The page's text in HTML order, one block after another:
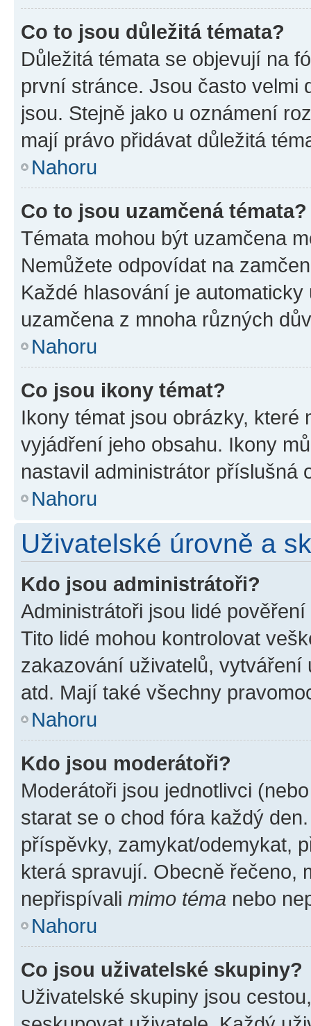
Co to jsou důležitá témata?
Důležitá témata se objevují na
první stránce. Jsou často velmi
jsou. Stejně jako u oznámení
mají právo přidávat důležitá
Nahoru
Co to jsou uzamčená témata?
Témata mohou být uzamčena
Nemůžete odpovídat na
Každé hlasování je
uzamčena z mnoha různých
Nahoru
Co jsou ikony témat?
Ikony témat jsou obrázky,
vyjádření jeho obsahu. Ikony
nastavil administrátor příslušná
Nahoru
Uživatelské úrovně a
Kdo jsou administrátoři?
Administrátoři jsou lidé
Tito lidé mohou kontrolovat
zakazování uživatelů,
atd. Mají také všechny
Nahoru
Kdo jsou moderátoři?
Moderátoři jsou jednotlivci
starat se o chod fóra každý
příspěvky, zamykat/odemykat,
která spravují. Obecně řečeno,
nepřispívali mimo téma nebo
Nahoru
Co jsou uživatelské skupiny?
Uživatelské skupiny jsou